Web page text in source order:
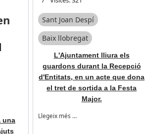
una
Sant Joan Despí
Baix llobregat
L'Ajuntament lliura els
guardons durant la Recepció
d'Entitats, en un acte que dona
el tret de sortida a la Festa
Major.
Llegeix més …